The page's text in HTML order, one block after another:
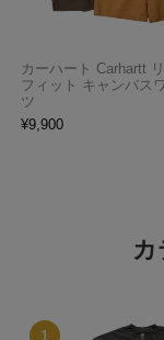
カーハート Carhartt
フィット キャンバス
ツ
¥9,900